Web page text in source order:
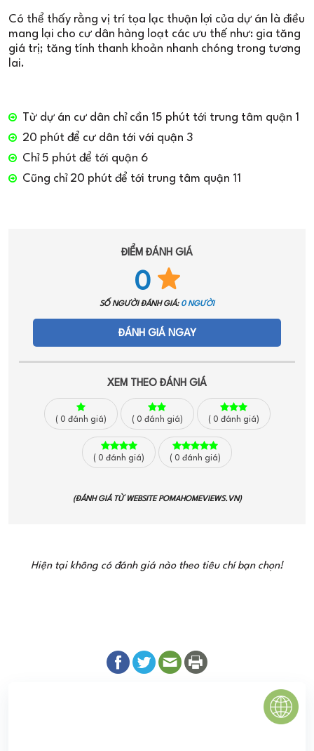
Có thể thấy rằng vị trí tọa lạc thuận lợi của dự án là điều
mang lại cho cư dân hàng loạt các ưu thế như: gia tăng
giá trị; tăng tính thanh khoản nhanh chóng trong tương
lai.
Từ dự án cư dân chỉ cần 15 phút tới trung tâm quận 1
20 phút để cư dân tới với quận 3
Chỉ 5 phút để tới quận 6
Cũng chỉ 20 phút để tới trung tâm quận 11
ĐIỂM ĐÁNH GIÁ
0
SỐ NGƯỜI ĐÁNH GIÁ: 0 NGƯỜI
ĐÁNH GIÁ NGAY
XEM THEO ĐÁNH GIÁ
( 0 đánh giá) ( 0 đánh giá) ( 0 đánh giá)
( 0 đánh giá) ( 0 đánh giá)
(ĐÁNH GIÁ TỪ WEBSITEPOMAHOMEVIEWS.VN)
Hiện tại không có đánh giá nào theo tiêu chí bạn chọn!